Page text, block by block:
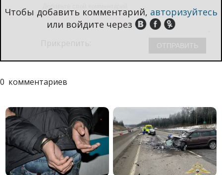
Чтобы добавить комментарий, авторизуйтесь
или войдите через
0 комментариев